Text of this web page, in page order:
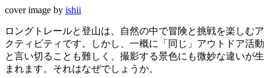
cover image by ishii
ロングトレールと登山は、自然の中で冒険と挑戦を楽しむア
クティビティです。しかし、一概に「同じ」アウトドア活動
と言い切ることも難しく、撮影する景色にも微妙な違いが生
まれます。それはなぜでしょうか。